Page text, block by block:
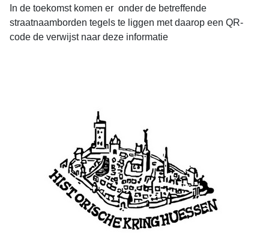
In de toekomst komen er onder de betreffende
straatnaamborden tegels te liggen met daarop een QR-
code de verwijst naar deze informatie